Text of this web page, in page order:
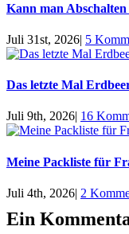
Kann man Abschalten
Juli 31st, 2026| 5
Das letzte Mal
Juli 9th, 2026 16
Meine Packliste für
Juli 4th, 2026| 2
Ein